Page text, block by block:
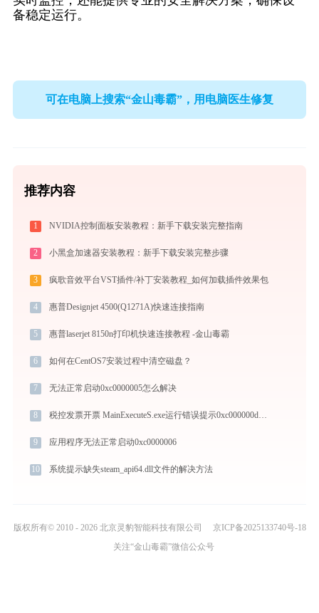
备稳定运行。
可在电脑上搜索“金山毒霸”，用电脑医生修复
推荐内容
1 NVIDIA控制面板安装教程：新手下载安装完整指南
2 小黑盒加速器安装教程：新手下载安装完整步骤
3 疯歌音效平台VST插件/补丁安装教程_如何加载插件效果包
4 惠普Designjet 4500(Q1271A)快速连接指南
5 惠普laserjet 8150n打印机快速连接教程 -金山毒霸
6 如何在CentOS7安装过程中清空磁盘？
7 无法正常启动0xc0000005怎么解决
8 税控发票开票 MainExecuteS.exe运行错误提示0xc000000d的解决办法
9 应用程序无法正常启动0xc0000006
10 系统提示缺失steam_api64.dll文件的解决方法
版权所有© 2010 - 2026 北京灵豹智能科技有限公司
京ICP备2025133740号-18
关注“金山毒霸”微信公众号